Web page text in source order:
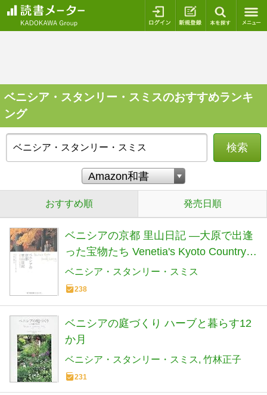
ログイン 新規登録
ベニシア・スタンリー・スミスのおすすめランキ
ング
検索
おすすめ順 発売日順
ベニシアの京都 里山日記 ―大原で出逢
った宝物たち Venetia's Kyoto Country
Living
ベニシア・スタンリー・スミス
238
ベニシアの庭づくり ハーブと暮らす12
か月
ベニシア・スタンリー・スミス 竹林正子
231